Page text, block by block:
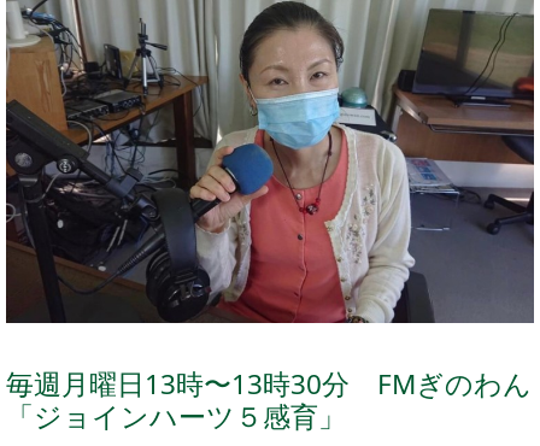
毎週月曜日13時〜13時30分 FMぎのわん
「ジョインハーツ５感育」